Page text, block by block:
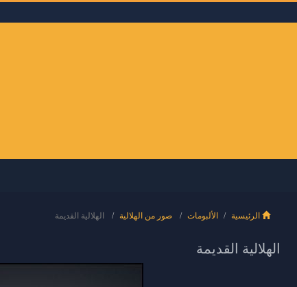
الرئيسية الألبومات صور من الهلالية الهلالية القديمة
الهلالية القديمة